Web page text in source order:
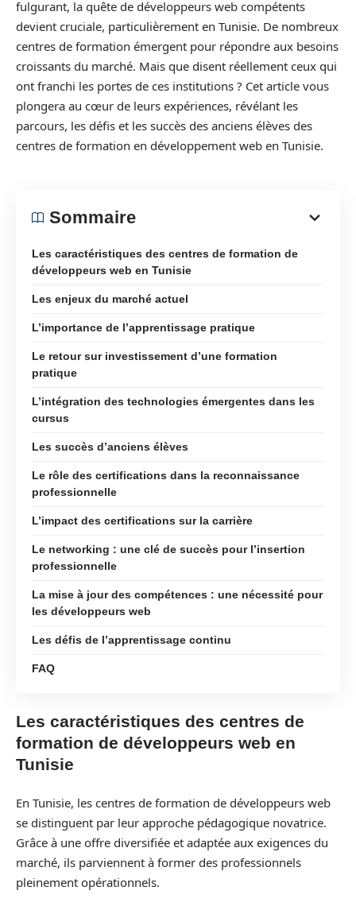
fulgurant, la quête de développeurs web compétents
devient cruciale, particulièrement en Tunisie. De nombreux
centres de formation émergent pour répondre aux besoins
croissants du marché. Mais que disent réellement ceux qui
ont franchi les portes de ces institutions ? Cet article vous
plongera au cœur de leurs expériences, révélant les
parcours, les défis et les succès des anciens élèves des
centres de formation en développement web en Tunisie.
Sommaire
Les caractéristiques des centres de formation de
développeurs web en Tunisie
Les enjeux du marché actuel
L’importance de l’apprentissage pratique
Le retour sur investissement d’une formation
pratique
L’intégration des technologies émergentes dans les
cursus
Les succès d’anciens élèves
Le rôle des certifications dans la reconnaissance
professionnelle
L’impact des certifications sur la carrière
Le networking : une clé de succès pour l’insertion
professionnelle
La mise à jour des compétences : une nécessité pour
les développeurs web
Les défis de l’apprentissage continu
FAQ
Les caractéristiques des centres de
formation de développeurs web en
Tunisie
En Tunisie, les centres de formation de développeurs web
se distinguent par leur approche pédagogique novatrice.
Grâce à une offre diversifiée et adaptée aux exigences du
marché, ils parviennent à former des professionnels
pleinement opérationnels.